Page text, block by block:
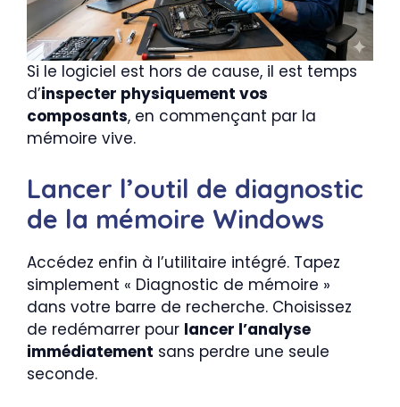
Si le logiciel est hors de cause, il est temps
d’inspecter physiquement vos
composants, en commençant par la
mémoire vive.
Lancer l’outil de diagnostic
de la mémoire Windows
Accédez enfin à l’utilitaire intégré. Tapez
simplement « Diagnostic de mémoire »
dans votre barre de recherche. Choisissez
de redémarrer pour lancer l’analyse
immédiatement sans perdre une seule
seconde.